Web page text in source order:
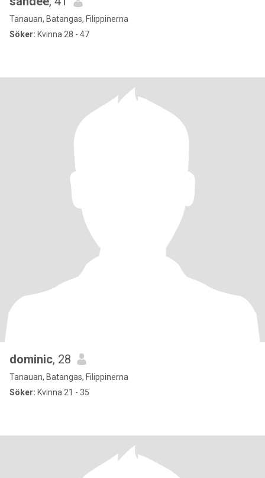
Tanauan, Batangas, Filippinerna
Söker: Kvinna 28 - 47
dominic, 28
Tanauan, Batangas, Filippinerna
Söker: Kvinna 21 - 35